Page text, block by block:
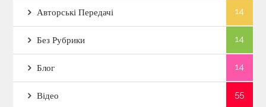
Авторські Передачі 14
Без Рубрики 14
Блог 14
Відео 55